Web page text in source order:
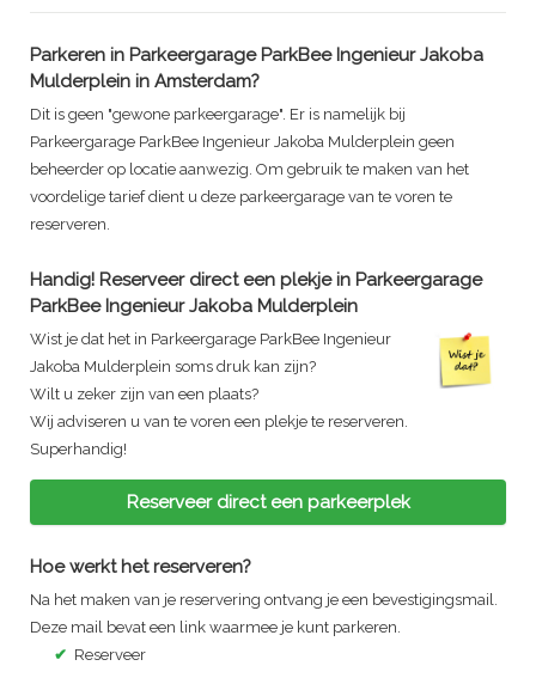
Parkeren in Parkeergarage ParkBee Ingenieur Jakoba
Mulderplein in Amsterdam?
Dit is geen "gewone parkeergarage". Er is namelijk bij
Parkeergarage ParkBee Ingenieur Jakoba Mulderplein geen
beheerder op locatie aanwezig. Om gebruik te maken van het
voordelige tarief dient u deze parkeergarage van te voren te
reserveren.
Handig! Reserveer direct een plekje in Parkeergarage
ParkBee Ingenieur Jakoba Mulderplein
Wist je dat het in Parkeergarage ParkBee Ingenieur
Jakoba Mulderplein soms druk kan zijn?
Wilt u zeker zijn van een plaats?
Wij adviseren u van te voren een plekje te reserveren.
Superhandig!
Reserveer direct een parkeerplek
Hoe werkt het reserveren?
Na het maken van je reservering ontvang je een bevestigingsmail.
Deze mail bevat een link waarmee je kunt parkeren.
✔ Reserveer